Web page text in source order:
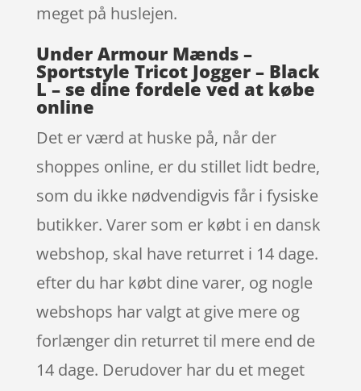
meget på huslejen.
Under Armour Mænds –
Sportstyle Tricot Jogger – Black
L – se dine fordele ved at købe
online
Det er værd at huske på, når der
shoppes online, er du stillet lidt bedre,
som du ikke nødvendigvis får i fysiske
butikker. Varer som er købt i en dansk
webshop, skal have returret i 14 dage.
efter du har købt dine varer, og nogle
webshops har valgt at give mere og
forlænger din returret til mere end de
14 dage. Derudover har du et meget